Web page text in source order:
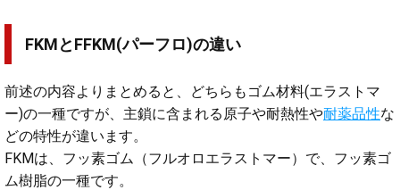
FKMとFFKM(パーフロ)の違い
前述の内容よりまとめると、どちらもゴム材料(エラストマ
ー)の一種ですが、主鎖に含まれる原子や耐熱性や耐薬品性な
どの特性が違います。
FKMは、フッ素ゴム（フルオロエラストマー）で、フッ素ゴ
ム樹脂の一種です。